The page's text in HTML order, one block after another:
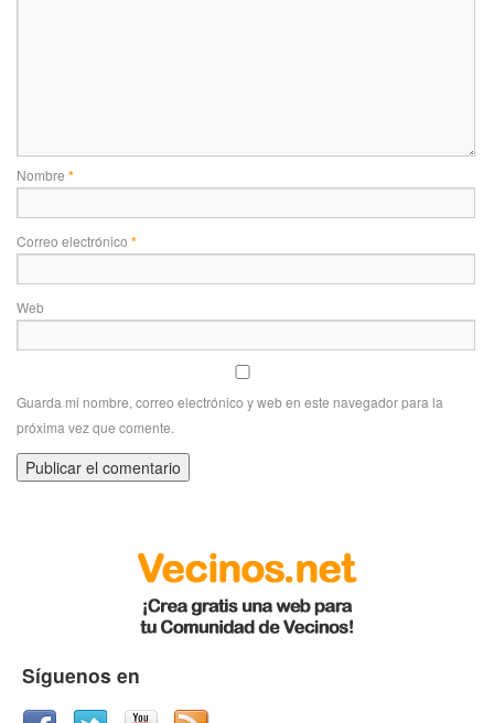
Nombre *
Correo electrónico *
Web
Guarda mi nombre, correo electrónico y web en este navegador para la
próxima vez que comente.
Síguenos en